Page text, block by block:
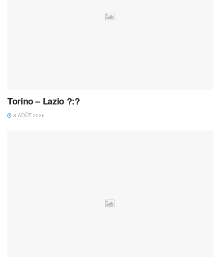
Torino – Lazio ?:?
8 AOÛT 2026